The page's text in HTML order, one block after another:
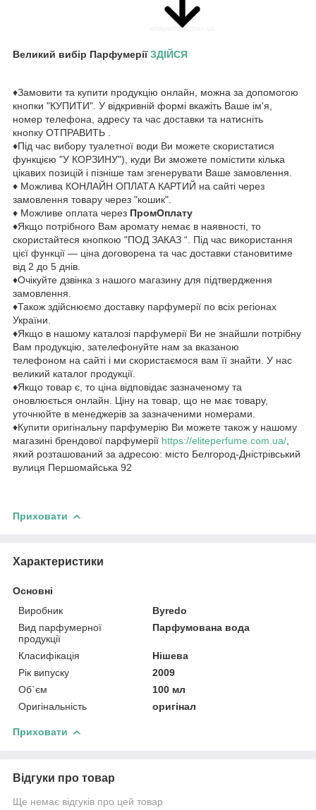
Великий вибір ПарфумеріїЗДІЙСЯ
♦Замовити та купити продукцію онлайн, можна за допомогою
кнопки "КУПИТИ". У відкривній формі вкажіть Ваше ім'я,
номер телефона, адресу та час доставки та натисніть
кнопку ОТПРАВИТЬ .
♦Під час вибору туалетної води Ви можете скористатися
функцією "У КОРЗИНУ"), куди Ви зможете помістити кілька
цікавих позицій і пізніше там згенерувати Ваше замовлення.
♦ Можлива КОНЛАЙН ОПЛАТА КАРТИЙ на сайті через
замовлення товару через "кошик".
♦ Можливе оплата через ПромОплату
♦Якщо потрібного Вам аромату немає в наявності, то
скористайтеся кнопкою "ПОД ЗАКАЗ “. Під час використання
цієї функції — ціна договорена та час доставки становитиме
від 2 до 5 днів.
♦Очікуйте дзвінка з нашого магазину для підтвердження
замовлення.
♦Також здійснюємо доставку парфумерії по всіх регіонах
України.
♦Якщо в нашому каталозі парфумерії Ви не знайшли потрібну
Вам продукцію, зателефонуйте нам за вказаною
телефоном на сайті і ми скористаємося вам її знайти. У нас
великий каталог продукції.
♦Якщо товар є, то ціна відповідає зазначеному та
оновлюється онлайн. Ціну на товар, що не має товару,
уточнюйте в менеджерів за зазначеними номерами.
♦Купити оригінальну парфумерію Ви можете також у нашому
магазині брендової парфумерії https://eliteperfume.com.ua/
який розташований за адресою: місто Белгород-Дністрівський
вулиця Першомайська 92
Приховати
Характеристики
Основні
Виробник
Byredo
Вид парфумерної
продукції
Парфумована вода
Класифікація
Нішева
Рік випуску
2009
Об`єм
100 мл
Оригінальність
оригінал
Приховати
Відгуки про товар
Ще немає відгуків про цей товар